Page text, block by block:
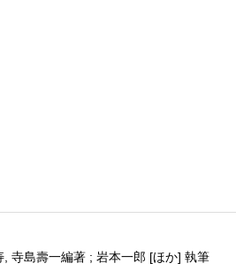
寺島壽一編著 ; 岩本一郎 [ほか] 執筆